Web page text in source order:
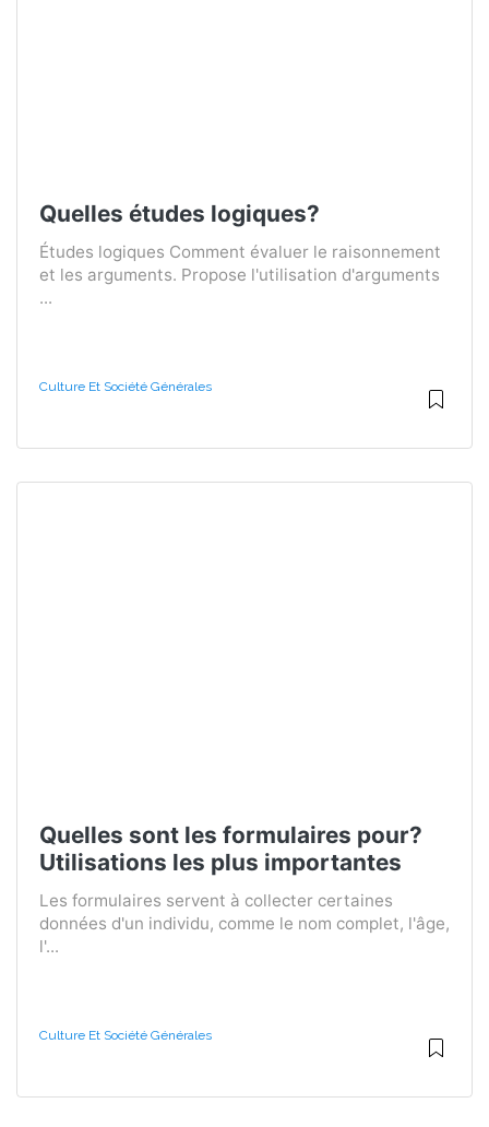
Quelles études logiques?
Études logiques Comment évaluer le raisonnement
et les arguments. Propose l'utilisation d'arguments
...
Culture Et Société Générales
Quelles sont les formulaires pour?
Utilisations les plus importantes
Les formulaires servent à collecter certaines
données d'un individu, comme le nom complet, l'âge,
l'...
Culture Et Société Générales